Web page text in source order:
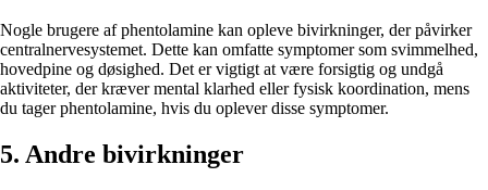
Nogle brugere af phentolamine kan opleve bivirkninger, der påvirker
centralnervesystemet. Dette kan omfatte symptomer som svimmelhed,
hovedpine og døsighed. Det er vigtigt at være forsigtig og undgå
aktiviteter, der kræver mental klarhed eller fysisk koordination, mens
du tager phentolamine, hvis du oplever disse symptomer.
5. Andre bivirkninger